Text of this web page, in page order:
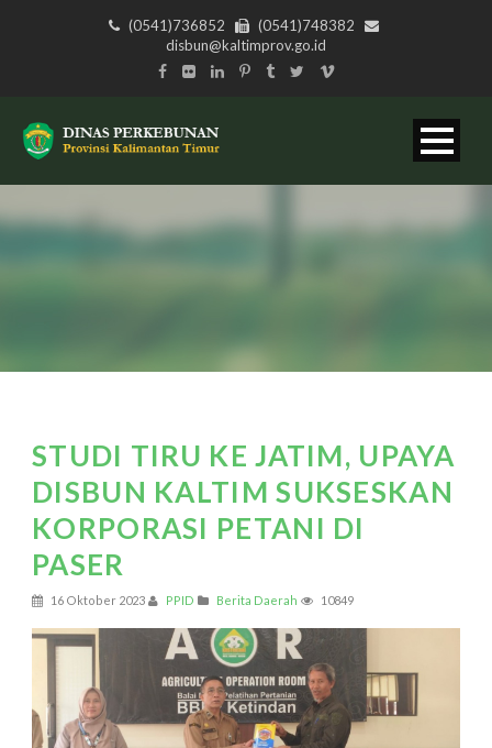
(0541)736852
(0541)748382
disbun@kaltimprov.go.id
STUDI TIRU KE JATIM, UPAYA
DISBUN KALTIM SUKSESKAN
KORPORASI PETANI DI
PASER
16 Oktober 2023 PPID Berita Daerah 10849